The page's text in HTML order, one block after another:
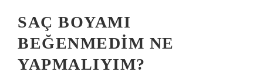
SAÇ BOYAMI
BEĞENMEDIM NE
YAPMALIYIM?